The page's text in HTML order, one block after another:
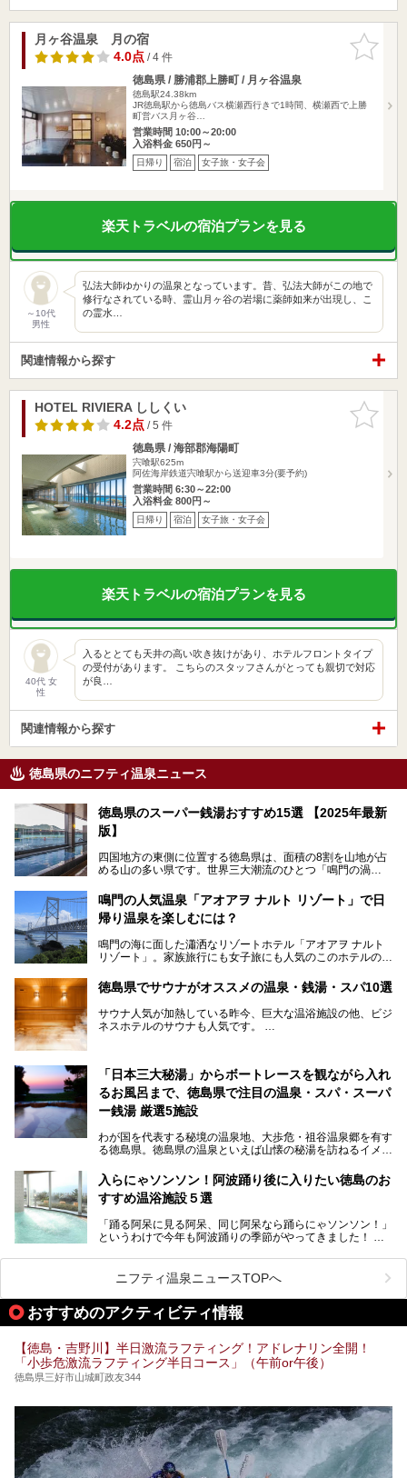
お気に入
りに追加
月ヶ谷温泉 月の宿
4.0点/ 4 件
徳島県 / 勝浦郡上勝町 / 月ヶ谷温泉
徳島駅24.38km
JR徳島駅から徳島バス横瀬西行きで1時間、横瀬西で上勝
町営バス月ヶ谷…
営業時間 10:00～20:00
入浴料金 650円～
日帰り 宿泊 女子旅・女子会
楽天トラベルの宿泊プランを見る
～10代
男性
弘法大師ゆかりの温泉となっています。昔、弘法大師がこの地で
修行なされている時、霊山月ヶ谷の岩場に薬師如来が出現し、こ
の霊水…
関連情報から探す
お気に入
りに追加
HOTEL RIVIERA ししくい
4.2点/ 5 件
徳島県 / 海部郡海陽町
宍喰駅625m
阿佐海岸鉄道宍喰駅から送迎車3分(要予約)
営業時間 6:30～22:00
入浴料金 800円～
日帰り 宿泊 女子旅・女子会
楽天トラベルの宿泊プランを見る
40代 女
性
入るととても天井の高い吹き抜けがあり、ホテルフロントタイプ
の受付があります。 こちらのスタッフさんがとっても親切で対応
が良…
関連情報から探す
徳島県のニフティ温泉ニュース
徳島県のスーパー銭湯おすすめ15選 【2025年最新
版】
四国地方の東側に位置する徳島県は、面積の8割を山地が占
める山の多い県です。世界三大潮流のひとつ「鳴門の渦
吉野川上流域の秘境・祖谷渓、アカウミガメの産卵地として
知られる太平洋岸の大浜海岸など、同じ徳島県内でも、山に
隔てられた地域ごとに異なる風情を楽しめます。
徳島県は、淡路島経由での京阪神エリアへのアクセスの良さ
も魅力です。大阪や神戸など大都市への高速バス路線も充実
着できます。ここでは、そんな徳島県でおすすめのスーパー
銭湯をまとめてご紹介します。
鳴門の人気温泉「アオアヲ ナルト リゾート」で日
帰り温泉を楽しむには？
鳴門の海に面した瀟洒なリゾートホテル「アオアヲ ナルト
リゾート」。家族旅行にも女子旅にも人気のこのホテルの日
ティも全部体験してみたいという贅沢な悩みも叶いますよ！
温泉からは海一望です。
徳島県でサウナがオススメの温泉・銭湯・スパ10選
サウナ人気が加熱している昨今、巨大な温浴施設の他、ビジ
ネスホテルのサウナも人気です。
いきます！
「日本三大秘湯」からボートレースを観ながら入れ
るお風呂まで、徳島県で注目の温泉・スパ・スーパ
ー銭湯 厳選5施設
わが国を代表する秘境の温泉地、大歩危・祖谷温泉郷を有す
る徳島県。徳島県の温泉といえば山懐の秘湯を訪ねるイメー
あふれるスパやボートレースを見ながら入浴できる珍しい温
浴施設などもあり、いろいろなお湯を楽しむことができま
す。
今回は、そんな徳島県にある温浴施設のなかから、筆者が
「一度訪ねてみたい」と気になっている魅力的な施設を5件
※2021/05/26時点の情報です。
入らにゃソンソン！阿波踊り後に入りたい徳島のお
すすめ温浴施設５選
「踊る阿呆に見る阿呆、同じ阿呆なら踊らにゃソンソン！」
というわけで今年も阿波踊りの季節がやってきました！
400年の歴史がある阿波踊りは、毎年8月12日から15日まで
の4日間、徳島県徳島市で開催されます。徳島市の中心街に
有料と無料の演舞場が設けられ、夜な夜な陽気なお囃子と踊
りが繰り広げられます。
せっかく見に行ったのなら「にわか連」に参加して踊りまし
で輪に入って踊れるんです。
ひとしきり踊った後は、徳島のお風呂で一休みはいかがでし
今回は阿波踊りの後に汗を流すのにぴったりな、徳島のおす
すめ温浴施設をご紹介します！
ニフティ温泉ニュースTOPへ
おすすめのアクティビティ情報
【徳島・吉野川】半日激流ラフティング！アドレナリン全開！
「小歩危激流ラフティング半日コース」（午前or午後）
徳島県三好市山城町政友344